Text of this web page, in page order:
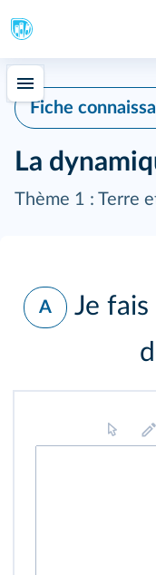
Fiche
La
Thème 1 : Terre
A
Je